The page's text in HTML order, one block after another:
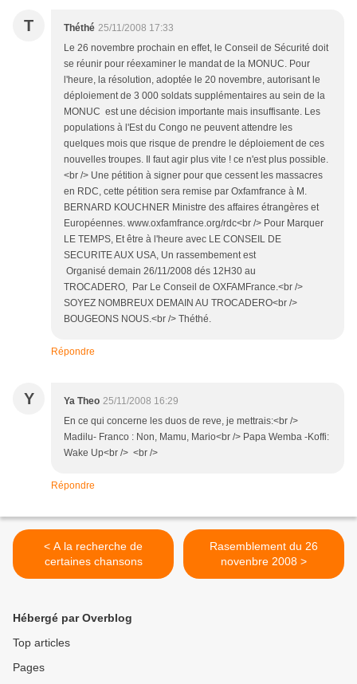
T Théthé 25/11/2008 17:33
Le 26 novembre prochain en effet, le Conseil de Sécurité doit
se réunir pour réexaminer le mandat de la MONUC. Pour
l'heure, la résolution, adoptée le 20 novembre, autorisant le
déploiement de 3 000 soldats supplémentaires au sein de la
MONUC est une décision importante mais insuffisante. Les
populations à l'Est du Congo ne peuvent attendre les
quelques mois que risque de prendre le déploiement de ces
nouvelles troupes. Il faut agir plus vite ! ce n'est plus possible.
<br /> Une pétition à signer pour que cessent les massacres
en RDC, cette pétition sera remise par Oxfamfrance à M.
BERNARD KOUCHNER Ministre des affaires étrangères et
Européennes. www.oxfamfrance.org/rdc<br /> Pour Marquer
LE TEMPS, Et être à l'heure avec LE CONSEIL DE
SECURITE AUX USA, Un rassembement est
Organisé demain 26/11/2008 dés 12H30 au
TROCADERO, Par Le Conseil de OXFAMFrance.<br />
SOYEZ NOMBREUX DEMAIN AU TROCADERO<br />
BOUGEONS NOUS.<br /> Théthé.
Répondre
Y Ya Theo 25/11/2008 16:29
En ce qui concerne les duos de reve, je mettrais:<br />
Madilu- Franco : Non, Mamu, Mario<br /> Papa Wemba -Koffi:
Wake Up<br /> <br />
Répondre
< A la recherche de
certaines chansons
Rasemblement du 26
novenbre 2008 >
Hébergé par Overblog
Top articles
Pages